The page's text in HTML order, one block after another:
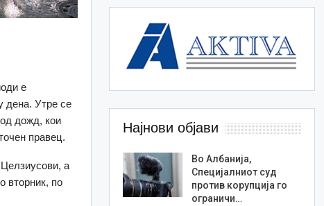
е
дена. Утре се
дожд, кои
правец.
а
вторник, по
Најнови објави
Во Албанија,
Специјалниот суд
против корупција го
ограничи…